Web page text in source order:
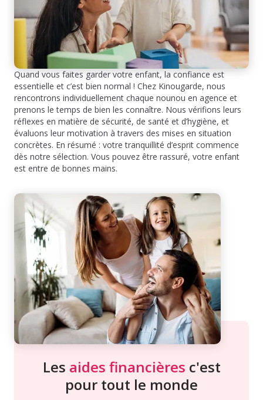
Quand vous faites garder votre enfant, la confiance est
essentielle et c’est bien normal ! Chez Kinougarde, nous
rencontrons individuellement chaque nounou en agence et
prenons le temps de bien les connaître. Nous vérifions leurs
réflexes en matière de sécurité, de santé et d’hygiène, et
évaluons leur motivation à travers des mises en situation
concrètes. En résumé : votre tranquillité d’esprit commence
dès notre sélection. Vous pouvez être rassuré, votre enfant
est entre de bonnes mains.
Les aides financières c'est
pour tout le monde